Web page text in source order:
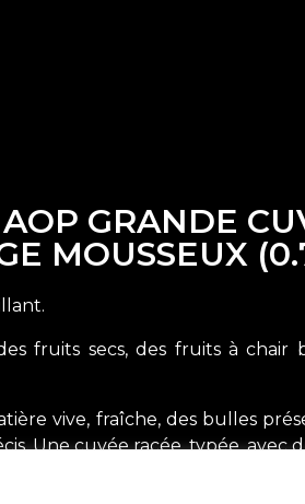
GRANDE
MOUSSEUX
fruits secs, des fruits à chair
vive, fraîche, des bulles
Une cuvée racée, typée, avec